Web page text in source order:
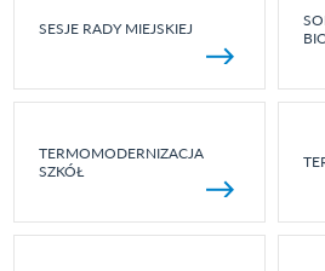
SESJE RADY MIEJSKIEJ
TERMOMODERNIZACJA
SZKÓŁ